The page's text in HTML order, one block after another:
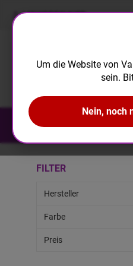
LIQUIDRECHNER
FILTER
Hersteller
Farbe
Preis
Um die Website von
sein.
Nein, noch